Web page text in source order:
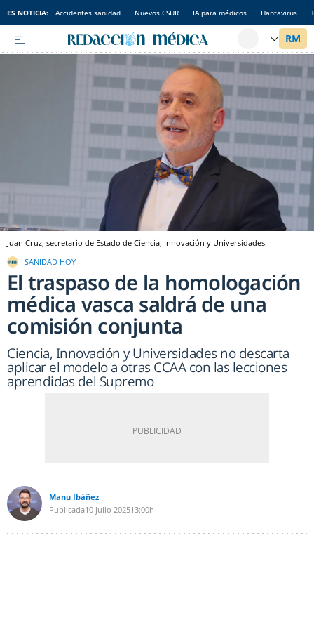
ES NOTICIA: Accidentes sanidad Nuevos CSUR IA para médicos Hantavirus
Juan Cruz, secretario de Estado de Ciencia, Innovación y Universidades.
SANIDAD HOY
El traspaso de la homologación
médica vasca saldrá de una
comisión conjunta
Ciencia, Innovación y Universidades no descarta
aplicar el modelo a otras CCAA con las lecciones
aprendidas del Supremo
Manu Ibáñez
Publicada10 julio 202513:00h